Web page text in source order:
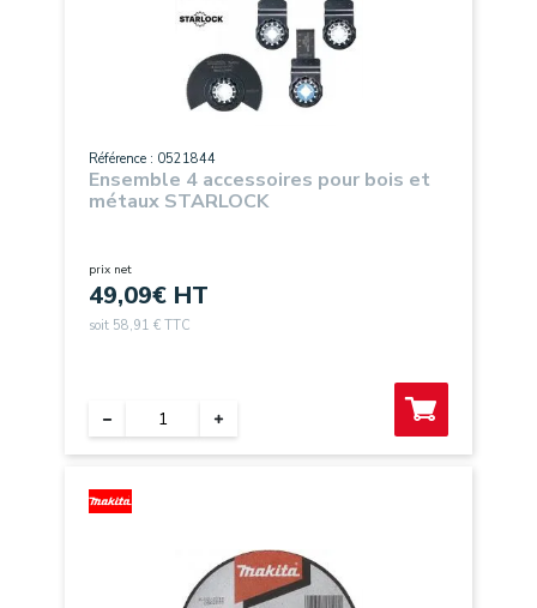
Référence : 0521844
Ensemble 4 accessoires pour bois et
métaux STARLOCK
prix net
49,09€ HT
soit 58,91 € TTC